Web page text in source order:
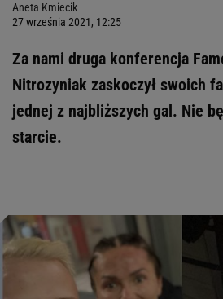
Aneta Kmiecik
27 września 2021, 12:25
Za nami druga konferencja
Nitrozyniak zaskoczył swoich
jednej z najbliższych gal. Nie
starcie.